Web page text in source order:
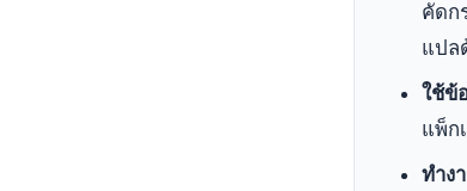
คัดก
แปล
ใช้ข้
แพ็ก
ทำง